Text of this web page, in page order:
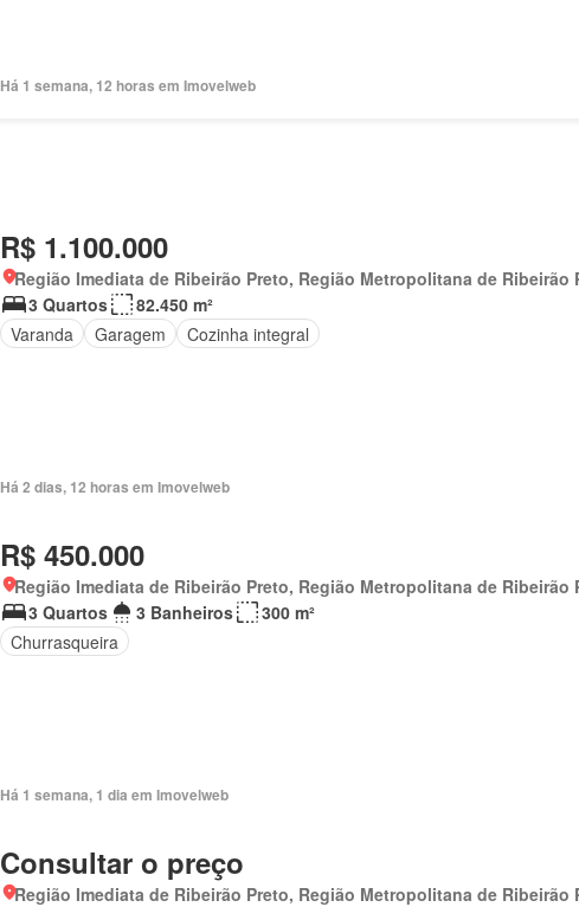
Há 1 semana, 12 horas em Imovelweb
R$ 1.100.000
Região Imediata de Ribeirão Preto, Região Metropolitana de Ribeirão
3 Quartos
82.450 m²
Varanda
Garagem Cozinha integral
Há 2 dias, 12 horas em Imovelweb
R$ 450.000
Região Imediata de Ribeirão Preto, Região Metropolitana de Ribeirão
3 Quartos
3 Banheiros
300 m²
Churrasqueira
Há 1 semana, 1 dia em Imovelweb
Consultar o preço
Região Imediata de Ribeirão Preto, Região Metropolitana de Ribeirão